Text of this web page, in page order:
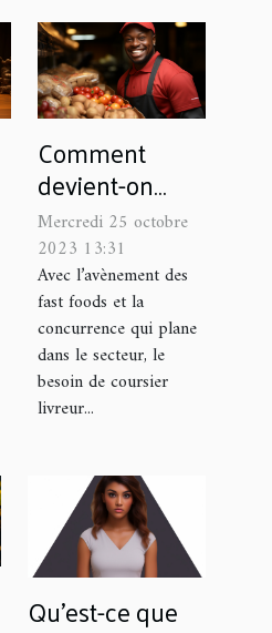
Comment
devient-on
coursier livreur
de repas ?
Mercredi 25 octobre
2023 13:31
Avec l’avènement des
fast foods et la
concurrence qui plane
dans le secteur, le
besoin de coursier
livreur...
Qu’est-ce que